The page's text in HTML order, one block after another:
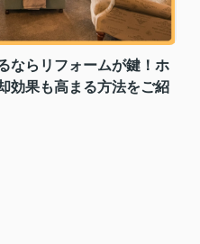
ならリフォームが鍵！ホ
効果も高まる方法をご紹